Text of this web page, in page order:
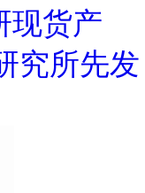
现货产
究所先发